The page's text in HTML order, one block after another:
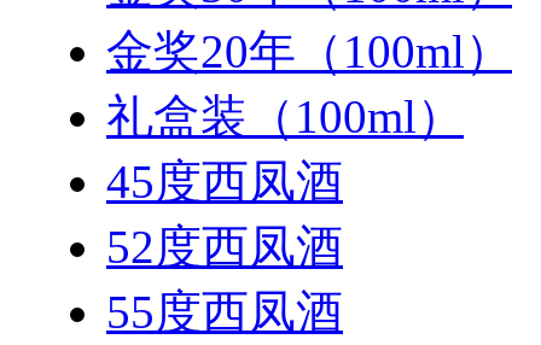
金奖20年（100ml）
礼盒装（100ml）
45度西凤酒
52度西凤酒
55度西凤酒